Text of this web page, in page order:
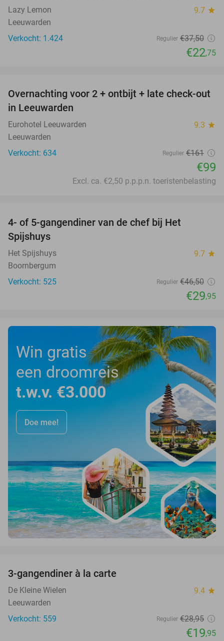
Lazy Lemon 9.7 star
Leeuwarden
Verkocht: 1.424
Regulier €37,50
€22,75
39%
Overnachting voor 2 + ontbijt + late check-out
in Leeuwarden
Eurohotel Leeuwarden 9.3 star
Leeuwarden
Verkocht: 634
Regulier €161
€99
Excl. ca. €2,50 p.p.p.n. toeristenbelasting
4- of 5-gangendiner van de chef bij Het
Spijshuys
Het Spijshuys 9.7 star
Boornbergum
Verkocht: 525
Regulier €46,50
€29,95
Win gratis
een droomreis
t.w.v. €3.000
Doe mee!
3-gangendiner à la carte
De Kleine Wielen 9.4 star
Leeuwarden
Verkocht: 559
Regulier €28,95
€19,95